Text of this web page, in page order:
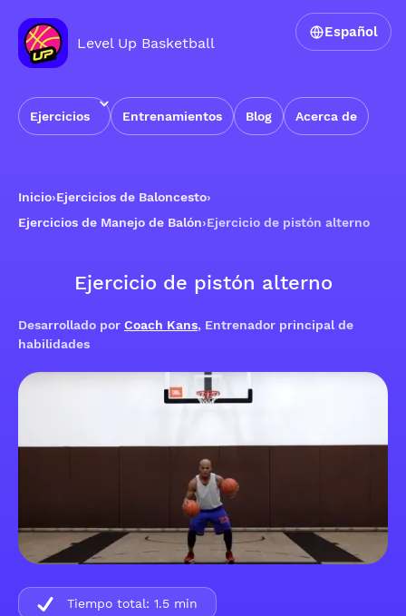
Level Up Basketball
Ejercicios Entrenamientos Blog Acerca de
Español
Inicio›Ejercicios de Baloncesto›
Ejercicios de Manejo de Balón›Ejercicio de pistón alterno
Ejercicio de pistón alterno
Desarrollado por Coach Kans, Entrenador principal de
habilidades
Tiempo total: 1.5 min